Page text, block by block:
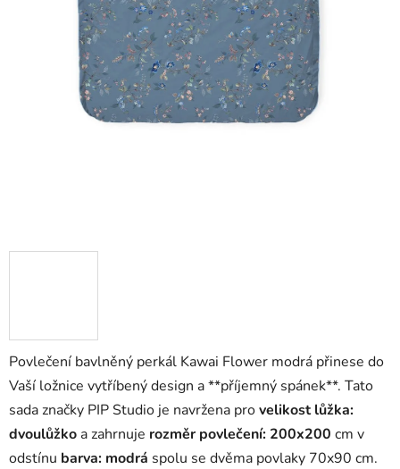
Povlečení bavlněný perkál Kawai Flower modrá přinese do
Vaší ložnice vytříbený design a **příjemný spánek**. Tato
sada značky PIP Studio je navržena provelikost lůžka:
dvoulůžko a zahrnuje rozměr povlečení: 200x200 cm v
odstínu barva: modrá spolu se dvěma povlaky 70x90 cm.